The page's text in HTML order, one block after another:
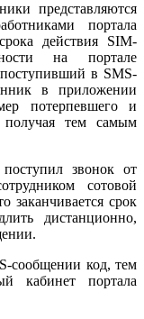
представляются
портала
действия SIM-
на портале
поступивший в SMS-
в приложении
потерпевшего и
получая тем самым
звонок от
сотовой
срок
дистанционно,
сообщении код, тем
кабинет портала